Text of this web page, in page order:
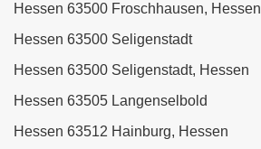
Hessen 63500 Froschhausen, Hessen
Hessen 63500 Seligenstadt
Hessen 63500 Seligenstadt, Hessen
Hessen 63505 Langenselbold
Hessen 63512 Hainburg, Hessen